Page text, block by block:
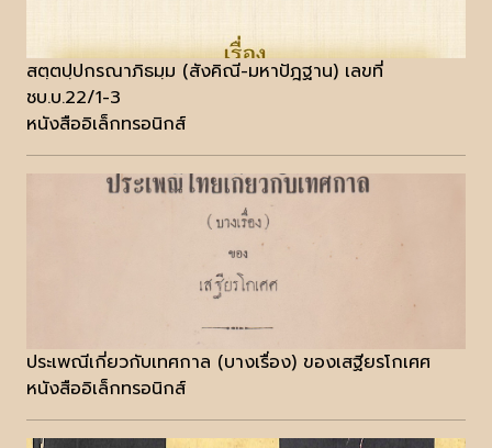
สตฺตปฺปกรณาภิธมฺม (สังคิณี-มหาปัฎฐาน) เลขที่
ชบ.บ.22/1-3
หนังสืออิเล็กทรอนิกส์
ประเพณีเกี่ยวกับเทศกาล (บางเรื่อง) ของเสฐียรโกเศศ
หนังสืออิเล็กทรอนิกส์